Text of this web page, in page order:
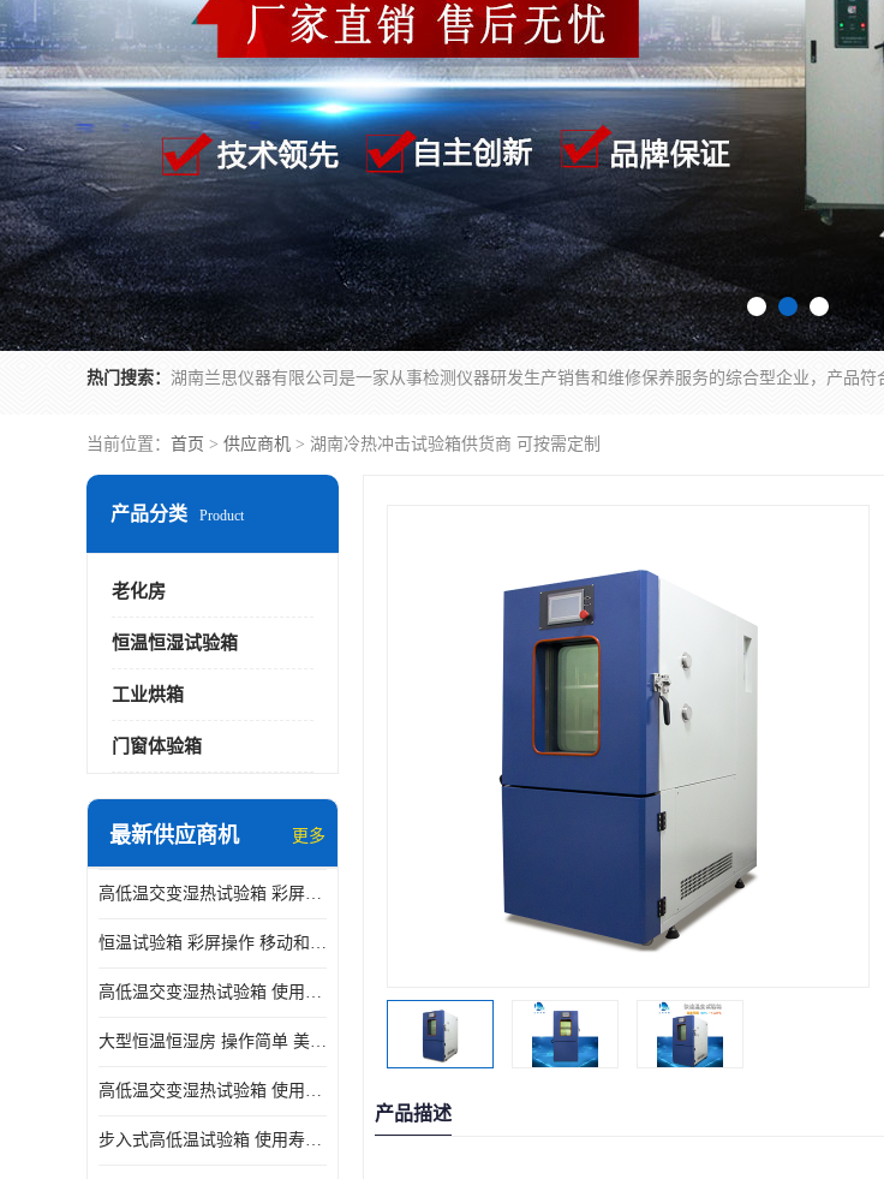
热门搜索：
当前位置： 首页 > 供应商机 > 湖南冷热冲击试验箱供货商 可按需定制
产品分类 Product
老化房
恒温恒湿试验箱
工业烘箱
门窗体验箱
最新供应商机 更多
高低温交变湿热试验箱 彩屏操作 移动和放置方便
恒温试验箱 彩屏操作 移动和放置方便
高低温交变湿热试验箱 使用寿命长 优良外油漆
大型恒温恒湿房 操作简单 美观实用 清洁更方便
高低温交变湿热试验箱 使用寿命长 造型美观大方新颖
步入式高低温试验箱 使用寿命长 低耗电量 平稳电流
产品描述